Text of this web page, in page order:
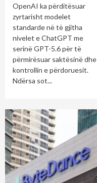
OpenAI ka përditësuar
zyrtarisht modelet
standarde në të gjitha
nivelet e ChatGPT me
serinë GPT-5.6 për të
përmirësuar saktësinë dhe
kontrollin e përdoruesit.
Ndërsa sot...